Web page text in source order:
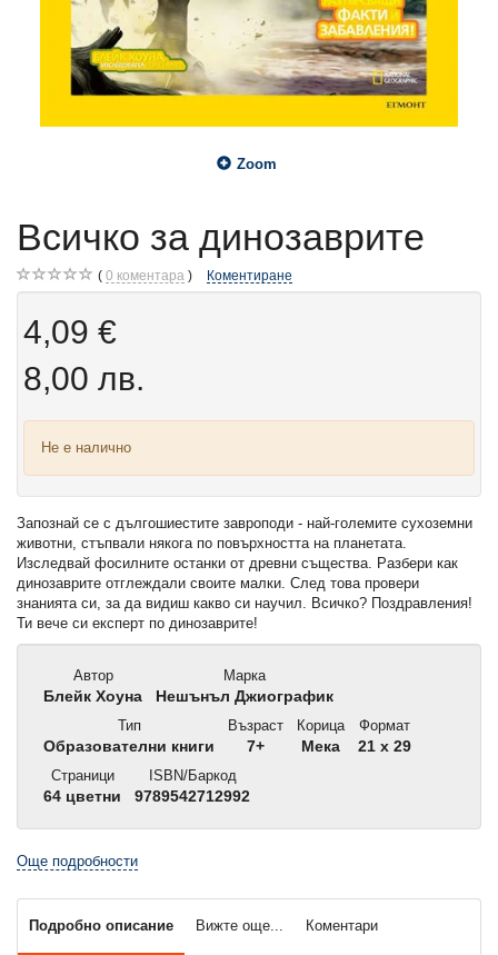
Zoom
Всичко за динозаврите
0 коментара Коментиране
4,09 €
8,00 лв.
Не е налично
Запознай се с дългошиестите завроподи - най-големите сухоземни
животни, стъпвали някога по повърхността на планетата.
Изследвай фосилните останки от древни същества. Разбери как
динозаврите отглеждали своите малки. След това провери
знанията си, за да видиш какво си научил. Всичко? Поздравления!
Ти вече си експерт по динозаврите!
Автор
Блейк Хоуна
Марка
Нешънъл Джиографик
Тип
Образователни книги
Възраст
7+
Корица
Мека
Формат
21 x 29
Страници
64 цветни
ISBN/Баркод
9789542712992
Още подробности
Подробно описание Вижте още... Коментари